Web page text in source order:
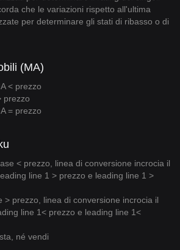
che le variazioni rispetto all'ultima
per determinare gli stati di ribasso o di
(MA)
< prezzo
prezzo
= prezzo
< prezzo, linea di conversione incrocia il
line 1 > prezzo e leading line 1 >
> prezzo, linea di conversione incrocia il
line 1< prezzo e leading line 1<
né vendi